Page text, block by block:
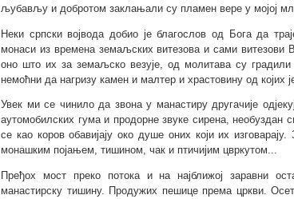
љубављу и добротом заклањали су пламен вере у мојој
Неки српски војвода добио је благослов од Бога да
монаси из времена земаљских витезова и сами
оно што их за земаљско везује, од молитава су
немоћни да нагризу камен и малтер и храстовину од којих
Увек ми се чинило да звона у манастиру другачије
аутомобилских гума и продорне звуке сирена, необуздан
се као коров обавијају око душе оних који их
монашким појањем, тишином, чак и птичијим цвркутом...
Пређох мост преко потока и на најближој заравни
манастирску тишину. Продужих пешице према цркви.